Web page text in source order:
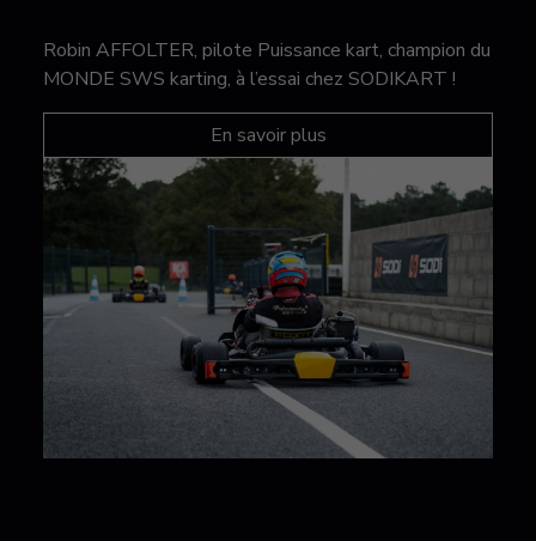
Robin AFFOLTER, pilote Puissance kart, champion du
MONDE SWS karting, à l’essai chez SODIKART !
En savoir plus